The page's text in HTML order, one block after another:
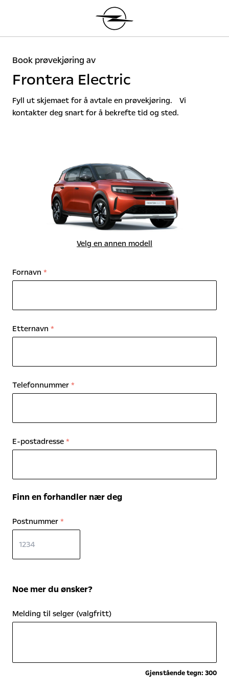
Velg en annen modell
Book prøvekjøring av
Frontera Electric
Fyll ut skjemaet for å avtale en prøvekjøring. Vi
kontakter deg snart for å bekrefte tid og sted.
Fornavn *
Etternavn *
E-postadresse *
Telefonnummer *
Finn en forhandler nær deg
Postnummer *
Noe mer du ønsker?
Melding til selger (valgfritt)
Gjenstående tegn: 300